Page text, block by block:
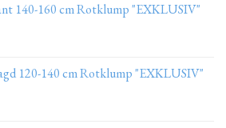
140-160 cm Rotklump "EXKLUSIV"
120-140 cm Rotklump "EXKLUSIV"